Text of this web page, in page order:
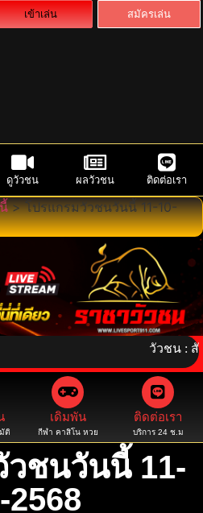
เข้าเล่น สมัครเล่น
ดูวัวชน ผลวัวชน ติดต่อเรา
>โปรแกรมวัวชนวันนี้ 11-10-
วัวชน : สัมผัส
ติ
เดิมพัน
กีฬา คาสิโน หวย
ติดต่อเรา
บริการ 24 ช.ม
วชนวันนี้ 11-
2568